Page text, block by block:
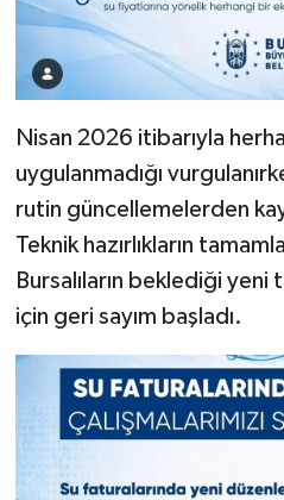
Nisan 2026 itibarıyla
uygulanmadığı
rutin güncellemelerden
Teknik hazırlıkların
Bursalıların beklediği
için geri sayım başladı.